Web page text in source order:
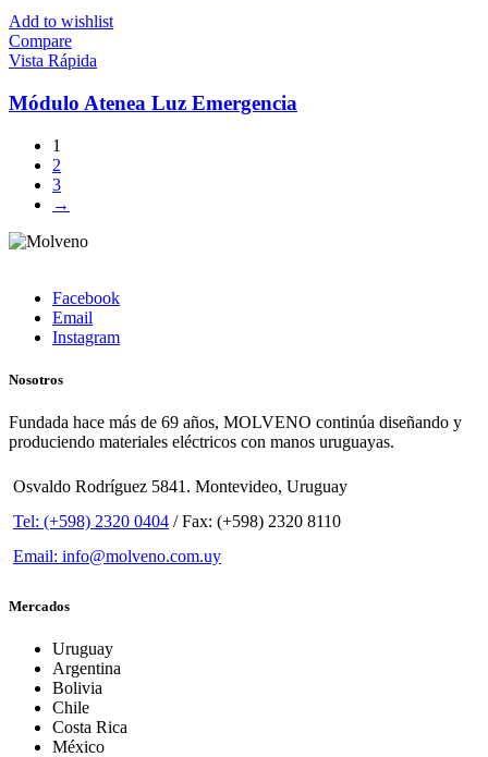
Add to wishlist
Compare
Vista Rápida
Módulo Atenea Luz Emergencia
1
2
3
→
Facebook
Email
Instagram
Nosotros
Fundada hace más de 69 años, MOLVENO continúa diseñando y
produciendo materiales eléctricos con manos uruguayas.
Osvaldo Rodríguez 5841. Montevideo, Uruguay
Tel: (+598) 2320 0404 / Fax: (+598) 2320 8110
Email: info@molveno.com.uy
Mercados
Uruguay
Argentina
Bolivia
Chile
Costa Rica
México